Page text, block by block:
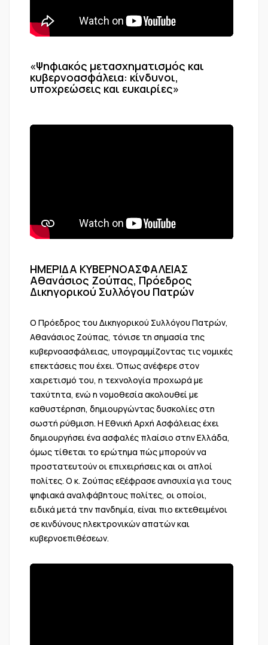
«Ψηφιακός μετασχηματισμός και
κυβερνοασφάλεια: κίνδυνοι,
υποχρεώσεις και ευκαιρίες»
ΗΜΕΡΙΔΑ ΚΥΒΕΡΝΟΑΣΦΑΛΕΙΑΣ
Αθανάσιος Ζούπας, Πρόεδρος
Δικηγορικού Συλλόγου Πατρών
Ο Πρόεδρος του Δικηγορικού Συλλόγου Πατρών,
Αθανάσιος Ζούπας, τόνισε τη σημασία της
κυβερνοασφάλειας, υπογραμμίζοντας τις νομικές
επεκτάσεις που έχει. Όπως ανέφερε στον
χαιρετισμό του, η τεχνολογία προχωρά με
ταχύτητα, ενώ η νομοθεσία ακολουθεί με
καθυστέρηση, δημιουργώντας δυσκολίες στη
σωστή ρύθμιση. Η Εθνική Αρχή Ασφάλειας έχει
δημιουργήσει ένα ασφαλές πλαίσιο στην Ελλάδα,
όμως τίθεται το ερώτημα πώς μπορούν να
προστατευτούν οι επιχειρήσεις και οι απλοί
πολίτες. Ο κ. Ζούπας εξέφρασε ανησυχία για τους
ψηφιακά αναλφάβητους πολίτες, οι οποίοι,
ειδικά μετά την πανδημία, είναι πιο εκτεθειμένοι
σε κινδύνους ηλεκτρονικών απατών και
κυβερνοεπιθέσεων.